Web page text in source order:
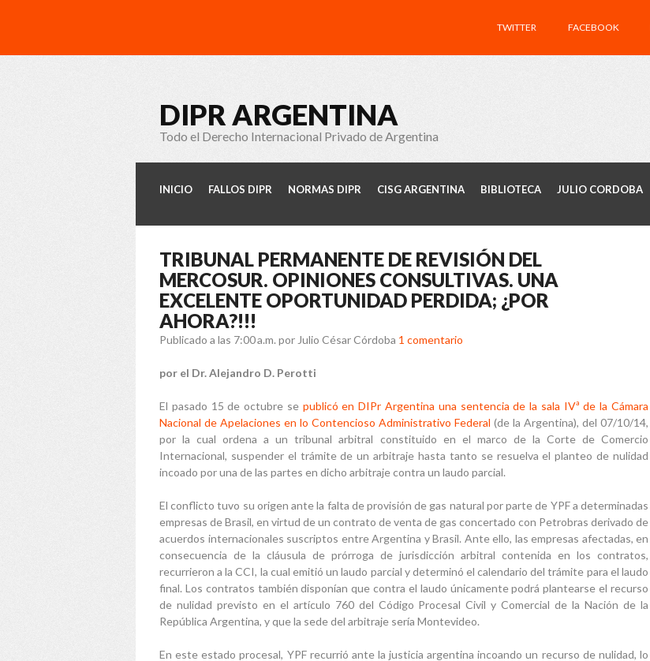
TWITTER FACEBOOK
DIPR ARGENTINA
Todo el Derecho Internacional Privado de Argentina
INICIO FALLOS DIPR NORMAS DIPR CISG ARGENTINA BIBLIOTECA JULIO CORDOBA
TRIBUNAL PERMANENTE DE REVISIÓN DEL
MERCOSUR. OPINIONES CONSULTIVAS. UNA
EXCELENTE OPORTUNIDAD PERDIDA; ¿POR
AHORA?!!!
Publicado a las 7:00 a.m. por Julio César Córdoba 1 comentario
por el Dr. Alejandro D. Perotti
El pasado 15 de octubre se publicó en DIPr Argentina una sentencia de la sala IVª de la Cámara
Nacional de Apelaciones en lo Contencioso Administrativo Federal (de la Argentina), del 07/10/14,
por la cual ordena a un tribunal arbitral constituido en el marco de la Corte de Comercio
Internacional, suspender el trámite de un arbitraje hasta tanto se resuelva el planteo de nulidad
incoado por una de las partes en dicho arbitraje contra un laudo parcial.
El conflicto tuvo su origen ante la falta de provisión de gas natural por parte de YPF a determinadas
empresas de Brasil, en virtud de un contrato de venta de gas concertado con Petrobras derivado de
acuerdos internacionales suscriptos entre Argentina y Brasil. Ante ello, las empresas afectadas, en
consecuencia de la cláusula de prórroga de jurisdicción arbitral contenida en los contratos,
recurrieron a la CCI, la cual emitió un laudo parcial y determinó el calendario del trámite para el laudo
final. Los contratos también disponían que contra el laudo únicamente podrá plantearse el recurso
de nulidad previsto en el artículo 760 del Código Procesal Civil y Comercial de la Nación de la
República Argentina, y que la sede del arbitraje sería Montevideo.
En este estado procesal, YPF recurrió ante la justicia argentina incoando un recurso de nulidad, lo